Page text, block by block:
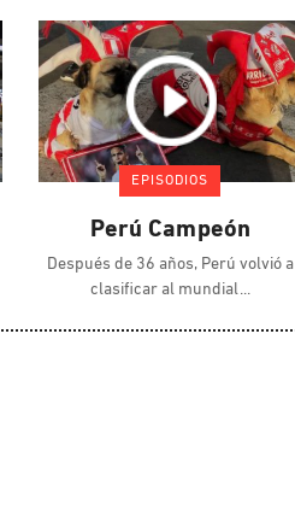
EPISODIOS
Perú Campeón
Después de 36 años, Perú volvió a
clasificar al mundial